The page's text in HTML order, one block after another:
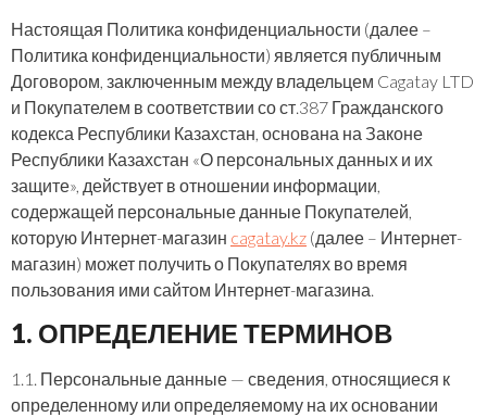
Настоящая Политика конфиденциальности (далее –
Политика конфиденциальности) является публичным
Договором, заключенным между владельцем Cagatay LTD
и Покупателем в соответствии со ст.387 Гражданского
кодекса Республики Казахстан, основана на Законе
Республики Казахстан «О персональных данных и их
защите», действует в отношении информации,
содержащей персональные данные Покупателей,
которую Интернет-магазин cagatay.kz (далее – Интернет-
магазин) может получить о Покупателях во время
пользования ими сайтом Интернет-магазина.
1. ОПРЕДЕЛЕНИЕ ТЕРМИНОВ
1.1. Персональные данные — сведения, относящиеся к
определенному или определяемому на их основании